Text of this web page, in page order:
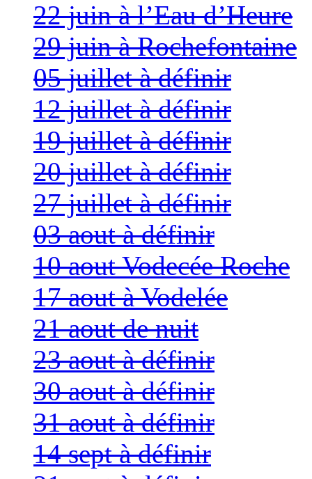
22 juin à l’Eau d’Heure
29 juin à Rochefontaine
05 juillet à définir
12 juillet à définir
19 juillet à définir
20 juillet à définir
27 juillet à définir
03 aout à définir
10 aout Vodecée Roche
17 aout à Vodelée
21 aout de nuit
23 aout à définir
30 aout à définir
31 aout à définir
14 sept à définir